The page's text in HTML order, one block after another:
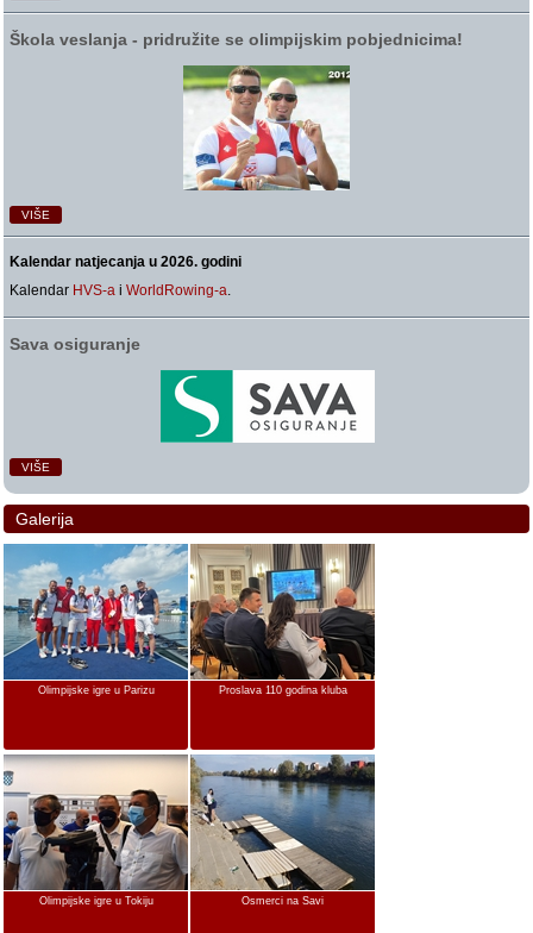
Škola veslanja ‑ pridružite se olimpijskim pobjednicima!
VIŠE
Kalendar natjecanja u 2026. godini
Kalendar HVS-a iWorldRowing-a.
Sava osiguranje
VIŠE
Galerija
Olimpijske igre u Parizu Proslava 110 godina kluba
Olimpijske igre u Tokiju Osmerci na Savi